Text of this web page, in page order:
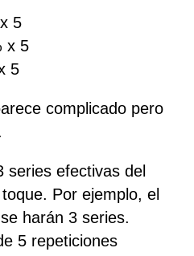
5
x 5
5
complicado pero
series efectivas del
Por ejemplo, el
harán 3 series.
5 repeticiones